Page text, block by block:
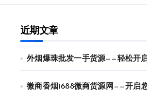
近期文章
外烟爆珠批发一手货源——轻松开
微商香烟1688微商货源网——开启